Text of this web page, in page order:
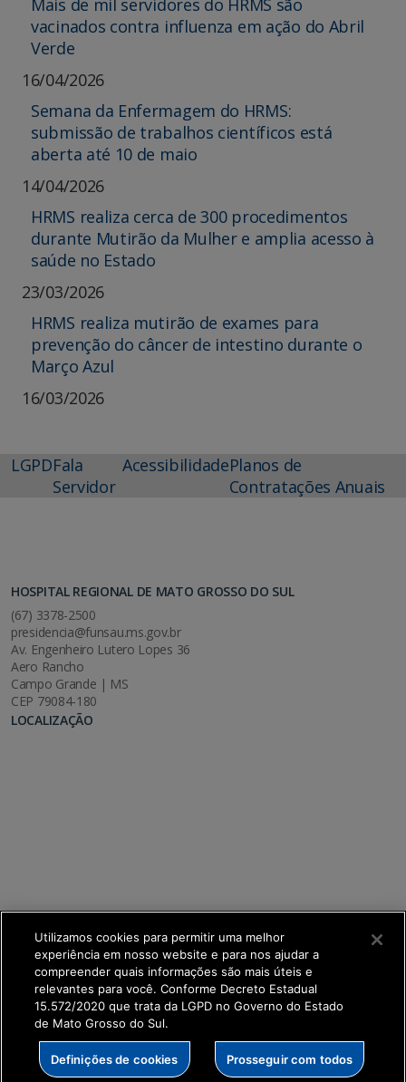
Mais de mil servidores do HRMS são
vacinados contra influenza em ação do Abril
Verde
16/04/2026
Semana da Enfermagem do HRMS:
submissão de trabalhos científicos está
aberta até 10 de maio
14/04/2026
HRMS realiza cerca de 300 procedimentos
durante Mutirão da Mulher e amplia acesso à
saúde no Estado
23/03/2026
HRMS realiza mutirão de exames para
prevenção do câncer de intestino durante o
Março Azul
16/03/2026
LGPDFala
Servidor
AcessibilidadePlanos de
Contratações Anuais
HOSPITAL REGIONAL DE MATO GROSSO DO SUL
(67) 3378-2500
presidencia@funsau.ms.gov.br
Av. Engenheiro Lutero Lopes 36
Aero Rancho
Campo Grande | MS
CEP 79084-180
LOCALIZAÇÃO
SETDIG | Secretaria-Executiva de Transformação
Digital
Utilizamos cookies para permitir uma melhor
experiência em nosso website e para nos ajudar a
compreender quais informações são mais úteis e
relevantes para você. Conforme Decreto Estadual
15.572/2020 que trata da LGPD no Governo do Estado
de Mato Grosso do Sul.
Definições de cookies Prosseguir com todos